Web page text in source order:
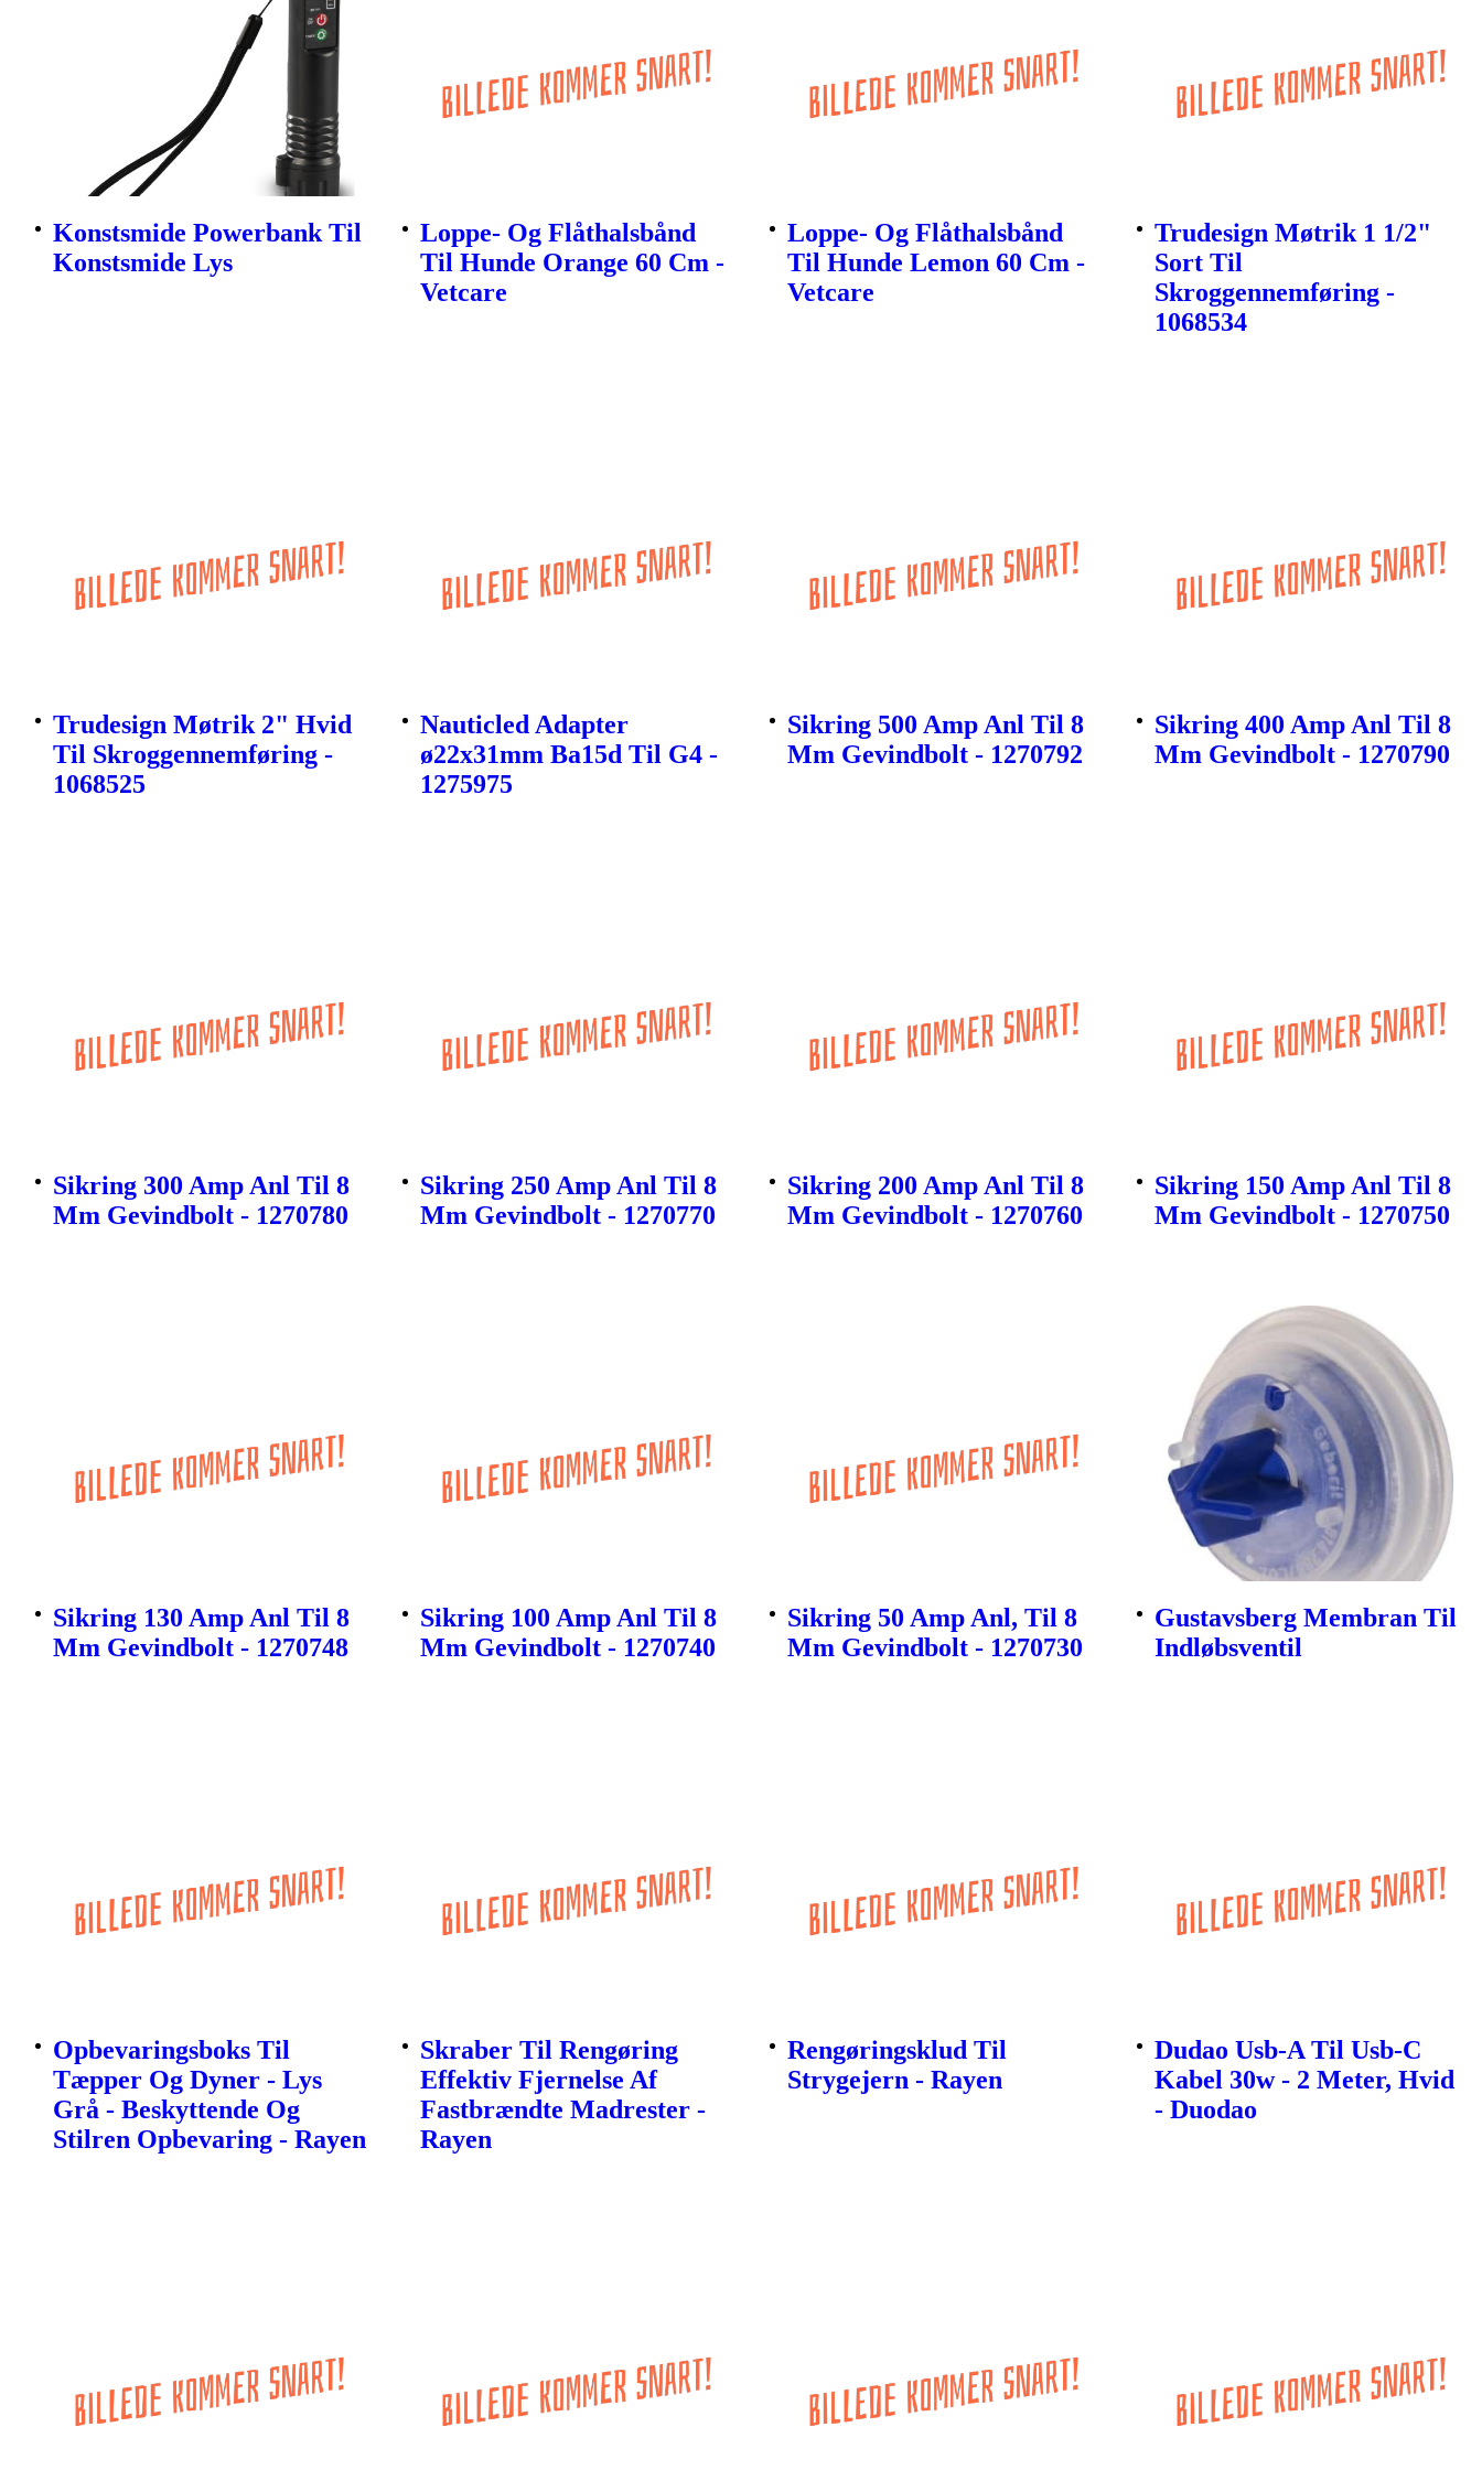
Konstsmide Powerbank Til
Konstsmide Lys
Loppe- Og Flåthalsbånd
Til Hunde Orange 60 Cm -
Vetcare
Loppe- Og Flåthalsbånd
Til Hunde Lemon 60 Cm -
Vetcare
Trudesign Møtrik 1 1/2"
Sort Til
Skroggennemføring -
1068534
Trudesign Møtrik 2" Hvid
Til Skroggennemføring -
1068525
Nauticled Adapter
ø22x31mm Ba15d Til G4 -
1275975
Sikring 500 Amp Anl Til 8
Mm Gevindbolt - 1270792
Sikring 400 Amp Anl Til 8
Mm Gevindbolt - 1270790
Sikring 300 Amp Anl Til 8
Mm Gevindbolt - 1270780
Sikring 250 Amp Anl Til 8
Mm Gevindbolt - 1270770
Sikring 200 Amp Anl Til 8
Mm Gevindbolt - 1270760
Sikring 150 Amp Anl Til 8
Mm Gevindbolt - 1270750
Sikring 130 Amp Anl Til 8
Mm Gevindbolt - 1270748
Sikring 100 Amp Anl Til 8
Mm Gevindbolt - 1270740
Sikring 50 Amp Anl, Til 8
Mm Gevindbolt - 1270730
Gustavsberg Membran Til
Indløbsventil
Opbevaringsboks Til
Tæpper Og Dyner - Lys
Grå - Beskyttende Og
Stilren Opbevaring - Rayen
Skraber Til Rengøring
Effektiv Fjernelse Af
Fastbrændte Madrester -
Rayen
Rengøringsklud Til
Strygejern - Rayen
Dudao Usb-A Til Usb-C
Kabel 30w - 2 Meter, Hvid
- Duodao